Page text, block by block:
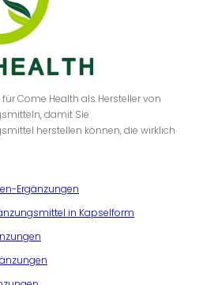
Come Health als Hersteller von
damit Sie
herstellen können, die wirklich
Ergänzungen
in Kapselform